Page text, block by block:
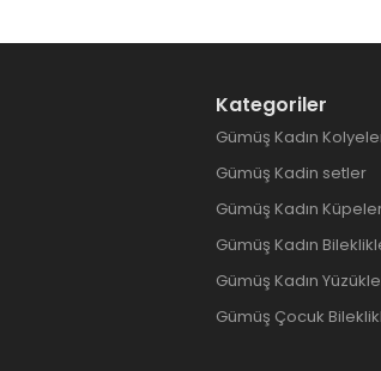
Kategoriler
Gümüş Kadın
Gümüş Kadin setler
Gümüş Kadın
Gümüş Kadın
Gümüş Kadın
Gümüş Çocuk